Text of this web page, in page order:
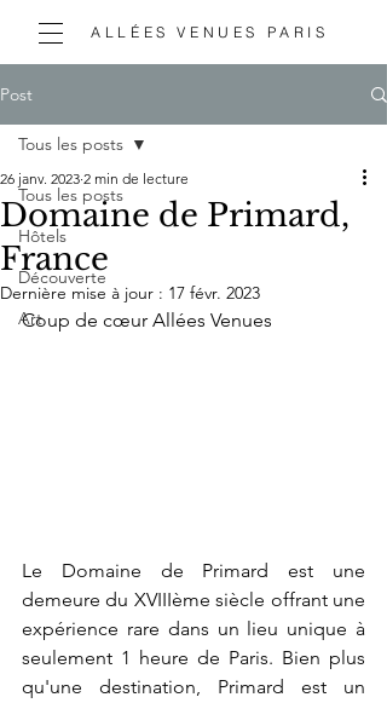
ALLÉES VENUES PARIS
Post
Tous les posts
Hôtels
Découverte
Art
Tous les posts
Domaine de Primard,
France
26 janv. 2023 2 min de lecture
Dernière mise à jour : 17 févr. 2023
Coup de cœur Allées Venues
Le Domaine de Primard est une
demeure du XVIIIème siècle offrant une
expérience rare dans un lieu unique à
seulement 1 heure de Paris. Bien plus
qu'une destination, Primard est un